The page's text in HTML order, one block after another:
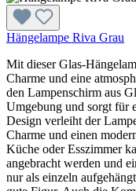
Hängelampe Riva Grau
Mit dieser Glas-
Charme und eine
den Lampenschirm aus
Umgebung und sorgt für
Design verleiht der
Charme und einen
Küche oder Esszimmer
angebracht werden und
nur als einzeln